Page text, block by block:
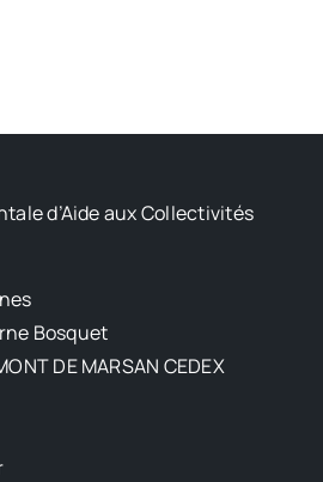
d’Aide aux Collectivités
Bosquet
DE MARSAN CEDEX